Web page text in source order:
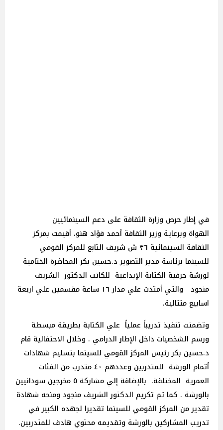
في إطار حرص وزارة الثقافة على دعم السينمائيين
الهواة وبرعاية وزير الثقافة أحمد فؤاد هنو، أقيمت بمركز
الثقافة السينمائية ٣٦ ش شريف التابع للمركز القومي
للسينما برئاسة مدير التصوير د.حسين بكر المحاضرة الختامية
لورشة حرفية الكتابة الإبداعية للكاتب الدكتور الشريف
منجود والتي أمتدت علي مدار ١٦ ساعة مقسمين علي اربعة
اسابيع متتالية.
وتضمنت تنفيذ تدريباً عملياً علي الكتابة بطريقة مبسطة
ورسم الشخصيات داخل الإطار الدرامي . وخلال الاحتفالية قام
د.حسين بكر رئيس المركز القومي للسينما بتسليم شهادات
أتمام الورشة للمتدربين وعددهم ٤٠ متدرب من الفئات
العمرية المختلفة. بالإضافة إلي مشاركة ٥ مخرجين سودانيين
بالورشة . كما تم تكريم الدكتور الشريف منجود ومنحه شهادة
تقدير من المركز القومي للسينما تقديرا لجهده الكبير في
تدريب المشاركين بالورشة وتقديمه محتوي هادف للمتدربين.